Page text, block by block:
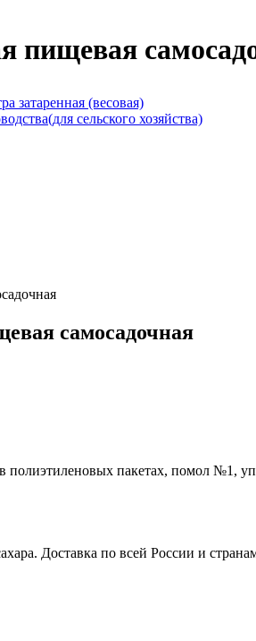
пищевая
затаренная (весовая)
сельского хозяйства)
самосадочная
полиэтиленовых пакетах, помол №1,
Доставка по всей России и